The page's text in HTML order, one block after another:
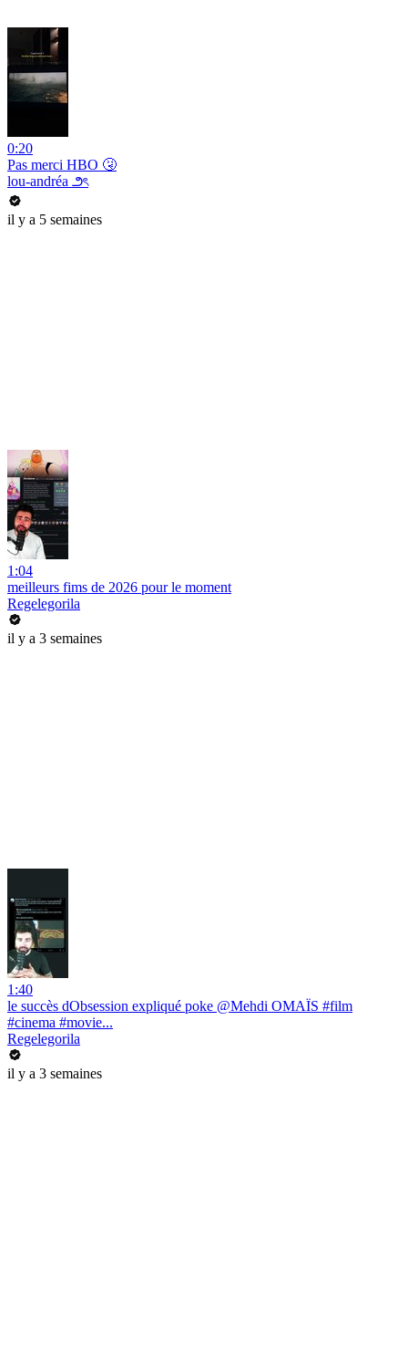
0:20
Pas merci HBO 🤧
lou-andréa ౨ৎ
il y a 5 semaines
1:04
meilleurs fims de 2026 pour le moment
Regelegorila
il y a 3 semaines
1:40
le succès dObsession expliqué poke @Mehdi OMAÏS #film
#cinema #movie...
Regelegorila
il y a 3 semaines